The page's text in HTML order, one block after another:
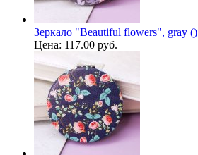
Зеркало "Beautiful flowers", gray ()
Цена: 117.00 руб.